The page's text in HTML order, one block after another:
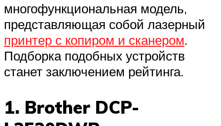
многофункциональная модель,
представляющая собой лазерный
принтер с копиром и сканером.
Подборка подобных устройств
станет заключением рейтинга.
1. Brother DCP-